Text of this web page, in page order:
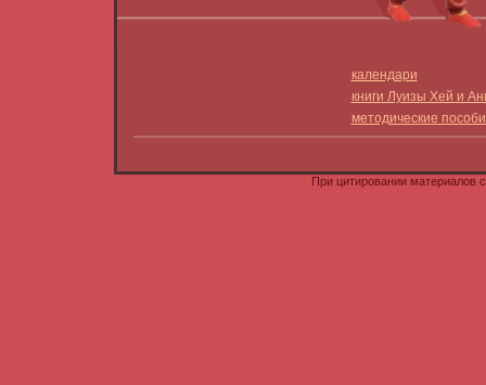
календари
книги Луизы Хей и
методические
При цитировании материалов